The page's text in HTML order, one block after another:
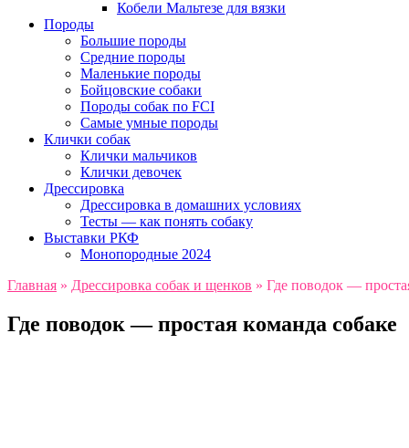
Кобели Мальтезе для вязки
Породы
Большие породы
Средние породы
Маленькие породы
Бойцовские собаки
Породы собак по FCI
Самые умные породы
Клички собак
Клички мальчиков
Клички девочек
Дрессировка
Дрессировка в домашних условиях
Тесты — как понять собаку
Выставки РКФ
Монопородные 2024
Главная » Дрессировка собак и щенков » Где поводок —
Где поводок — простая команда собаке